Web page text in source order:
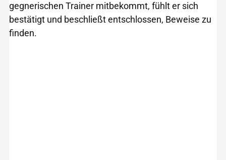
gegnerischen Trainer mitbekommt, fühlt er sich
bestätigt und beschließt entschlossen, Beweise zu
finden.